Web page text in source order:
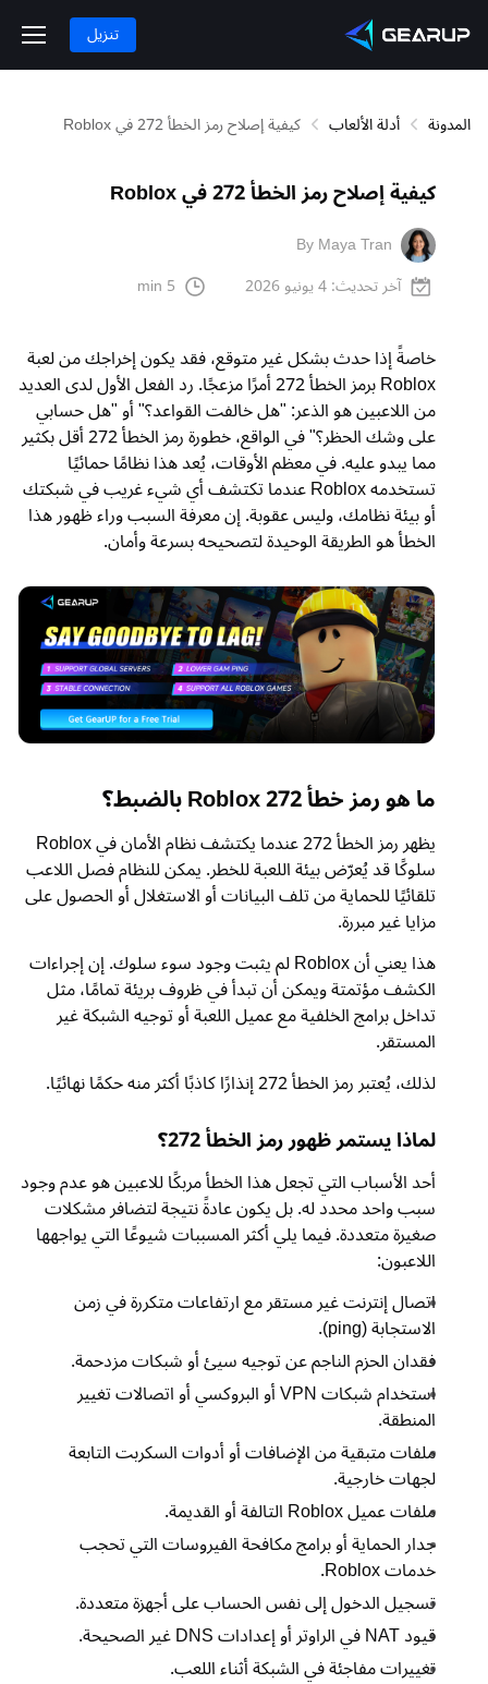
تنزيل
المدونة أدلة الألعاب كيفية إصلاح رمز الخطأ 272 في Roblox
كيفية إصلاح رمز الخطأ 272 في Roblox
By Maya Tran
آخر تحديث:4 يونيو 2026 5 min
خاصةً إذا حدث بشكل غير متوقع، فقد يكون إخراجك من لعبة
Roblox برمز الخطأ 272 أمرًا مزعجًا. رد الفعل الأول لدى العديد
من اللاعبين هو الذعر: "هل خالفت القواعد؟" أو "هل حسابي
على وشك الحظر؟" في الواقع، خطورة رمز الخطأ 272 أقل بكثير
مما يبدو عليه. في معظم الأوقات، يُعد هذا نظامًا حمائيًا
تستخدمه Roblox عندما تكتشف أي شيء غريب في شبكتك
أو بيئة نظامك، وليس عقوبة. إن معرفة السبب وراء ظهور هذا
الخطأ هو الطريقة الوحيدة لتصحيحه بسرعة وأمان.
ما هو رمز خطأ Roblox 272 بالضبط؟
يظهر رمز الخطأ 272 عندما يكتشف نظام الأمان في Roblox
سلوكًا قد يُعرّض بيئة اللعبة للخطر. يمكن للنظام فصل اللاعب
تلقائيًا للحماية من تلف البيانات أو الاستغلال أو الحصول على
مزايا غير مبررة.
هذا يعني أن Roblox لم يثبت وجود سوء سلوك. إن إجراءات
الكشف مؤتمتة ويمكن أن تبدأ في ظروف بريئة تمامًا، مثل
تداخل برامج الخلفية مع عميل اللعبة أو توجيه الشبكة غير
المستقر.
لذلك، يُعتبر رمز الخطأ 272 إنذارًا كاذبًا أكثر منه حكمًا نهائيًا.
لماذا يستمر ظهور رمز الخطأ 272؟
أحد الأسباب التي تجعل هذا الخطأ مربكًا للاعبين هو عدم وجود
سبب واحد محدد له. بل يكون عادةً نتيجة لتضافر مشكلات
صغيرة متعددة. فيما يلي أكثر المسببات شيوعًا التي يواجهها
اللاعبون:
اتصال إنترنت غير مستقر مع ارتفاعات متكررة في زمن
الاستجابة (ping).
فقدان الحزم الناجم عن توجيه سيئ أو شبكات مزدحمة.
استخدام شبكات VPN أو البروكسي أو اتصالات تغيير
المنطقة.
ملفات متبقية من الإضافات أو أدوات السكربت التابعة
لجهات خارجية.
ملفات عميل Roblox التالفة أو القديمة.
جدار الحماية أو برامج مكافحة الفيروسات التي تحجب
خدمات Roblox.
تسجيل الدخول إلى نفس الحساب على أجهزة متعددة.
قيود NAT في الراوتر أو إعدادات DNS غير الصحيحة.
تغييرات مفاجئة في الشبكة أثناء اللعب.